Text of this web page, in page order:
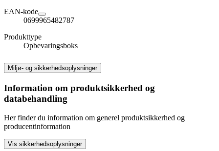
EAN-kode
0699965482787
Produkttype
Opbevaringsboks
Miljø- og sikkerhedsoplysninger
Information om produktsikkerhed og
databehandling
Her finder du information om generel produktsikkerhed og
producentinformation
Vis sikkerhedsoplysninger